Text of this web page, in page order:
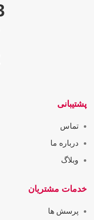
پشتیبانی
تماس
درباره ما
وبلاگ
خدمات مشتریان
پرسش ها